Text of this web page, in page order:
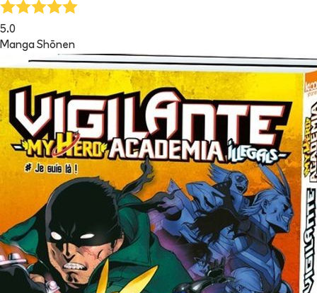
5.0
Manga Shōnen